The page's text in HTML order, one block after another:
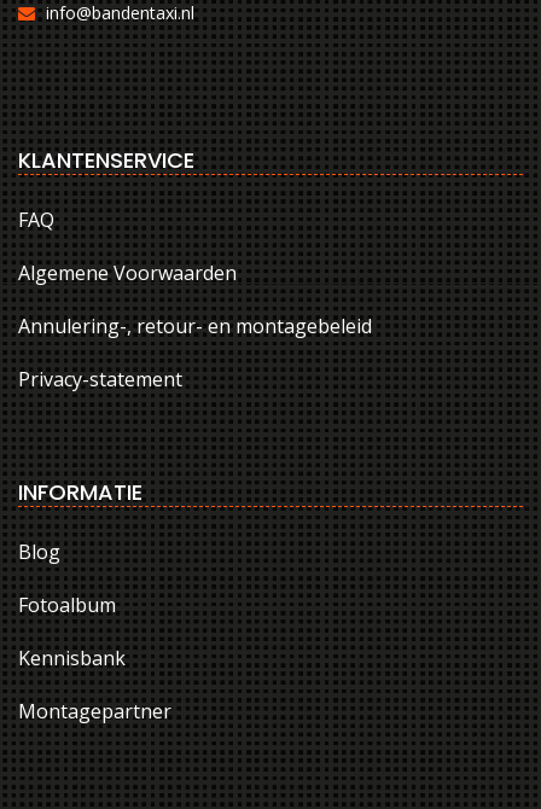
info@bandentaxi.nl
KLANTENSERVICE
FAQ
Algemene Voorwaarden
Annulering-, retour- en montagebeleid
Privacy-statement
INFORMATIE
Blog
Fotoalbum
Kennisbank
Montagepartner